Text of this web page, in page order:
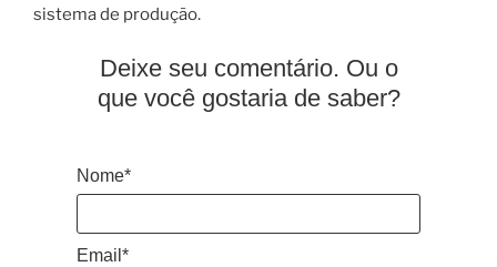
sistema de produção.
Deixe seu comentário. Ou o
que você gostaria de saber?
Nome*
Email*